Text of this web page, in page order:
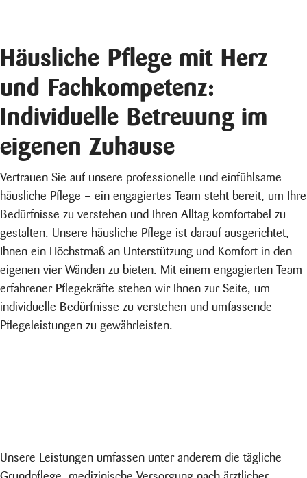
Häusliche Pflege mit Herz
und Fachkompetenz:
Individuelle Betreuung im
eigenen Zuhause
Vertrauen Sie auf unsere professionelle und einfühlsame
häusliche Pflege – ein engagiertes Team steht bereit, um Ihre
Bedürfnisse zu verstehen und Ihren Alltag komfortabel zu
gestalten. Unsere häusliche Pflege ist darauf ausgerichtet,
Ihnen ein Höchstmaß an Unterstützung und Komfort in den
eigenen vier Wänden zu bieten. Mit einem engagierten Team
erfahrener Pflegekräfte stehen wir Ihnen zur Seite, um
individuelle Bedürfnisse zu verstehen und umfassende
Pflegeleistungen zu gewährleisten.
Unsere Leistungen umfassen unter anderem die tägliche
Grundpflege, medizinische Versorgung nach ärztlicher